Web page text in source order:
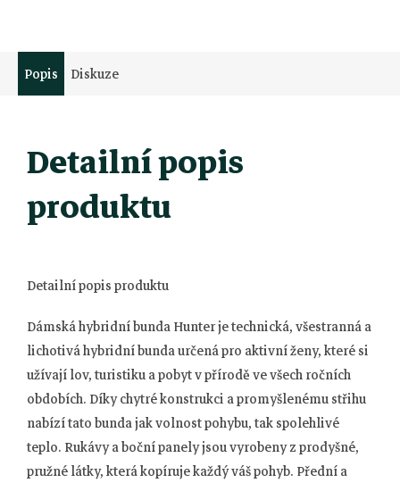
Popis Diskuze
Detailní popis
produktu
Detailní popis produktu
Dámská hybridní bunda Hunter je technická, všestranná a
lichotivá hybridní bunda určená pro aktivní ženy, které si
užívají lov, turistiku a pobyt v přírodě ve všech ročních
obdobích. Díky chytré konstrukci a promyšlenému střihu
nabízí tato bunda jak volnost pohybu, tak spolehlivé
teplo. Rukávy a boční panely jsou vyrobeny z prodyšné,
pružné látky, která kopíruje každý váš pohyb. Přední a